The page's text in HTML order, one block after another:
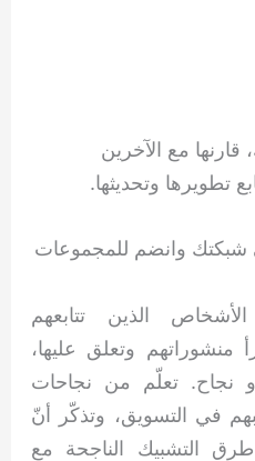
مع الآخرين
تطويرها وتحديثها.
شبكتك وانضم للمجموعات
الذين تتابعهم
منشوراتهم وتعلق عليها،
نجاح. تعلّم من نجاحات
في التسويق، وتذكّر أنّ
التشبيك الناجحة مع